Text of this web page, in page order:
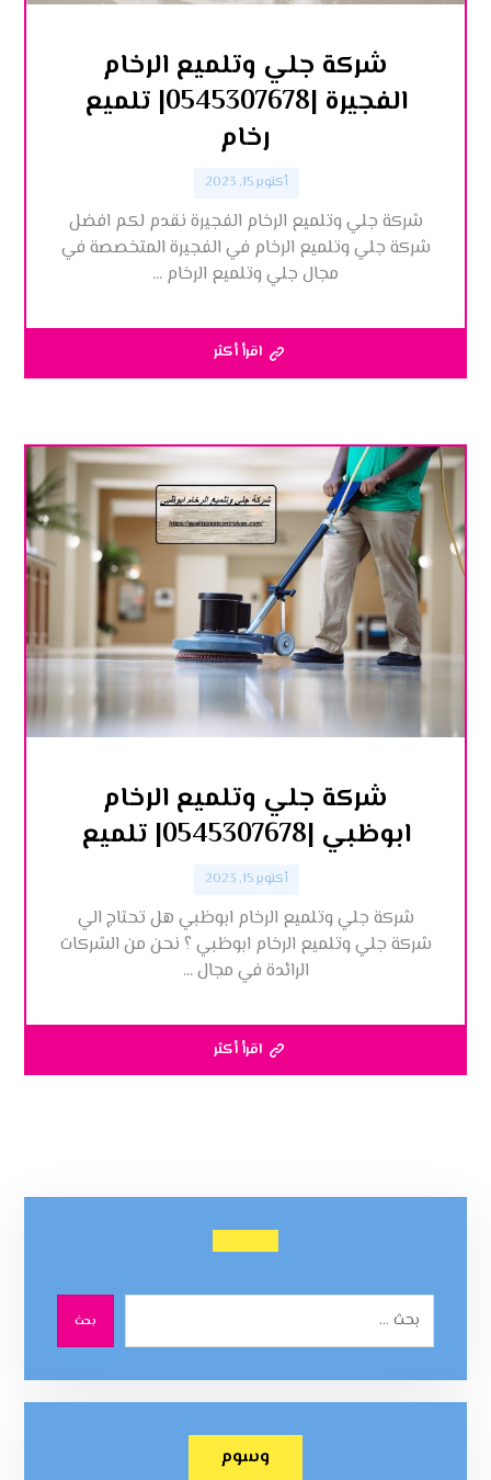
شركة جلي وتلميع الرخام
الفجيرة |0545307678| تلميع
رخام
أكتوبر 15, 2023
شركة جلي وتلميع الرخام الفجيرة نقدم لكم افضل
شركة جلي وتلميع الرخام في الفجيرة المتخصصة في
مجال جلي وتلميع الرخام ...
اقرأ أكثر
شركة جلي وتلميع الرخام
ابوظبي |0545307678| تلميع
أكتوبر 15, 2023
شركة جلي وتلميع الرخام ابوظبي هل تحتاج الي
شركة جلي وتلميع الرخام ابوظبي ؟ نحن من الشركات
الرائدة في مجال ...
اقرأ أكثر
بحث
وسوم